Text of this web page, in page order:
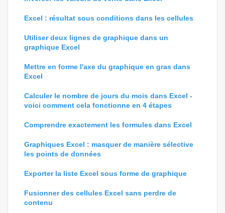
Excel : résultat sous conditions dans les cellules
Utiliser deux lignes de graphique dans un
graphique Excel
Mettre en forme l'axe du graphique en gras dans
Excel
Calculer le nombre de jours du mois dans Excel -
voici comment cela fonctionne en 4 étapes
Comprendre exactement les formules dans Excel
Graphiques Excel : masquer de manière sélective
les points de données
Exporter la liste Excel sous forme de graphique
Fusionner des cellules Excel sans perdre de
contenu